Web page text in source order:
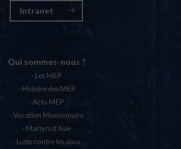
Intranet
Qui sommes-nous ?
Les MEP
Histoire des MEP
Actu MEP
Vocation Missionnaire
Martyrs d’Asie
Lutte contre les abus